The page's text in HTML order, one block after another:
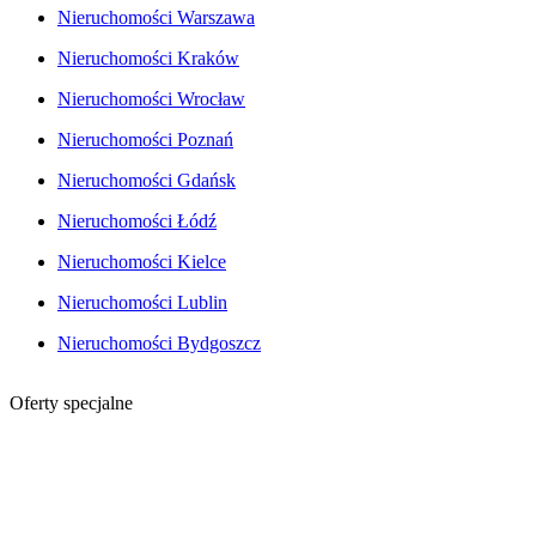
Nieruchomości Warszawa
Nieruchomości Kraków
Nieruchomości Wrocław
Nieruchomości Poznań
Nieruchomości Gdańsk
Nieruchomości Łódź
Nieruchomości Kielce
Nieruchomości Lublin
Nieruchomości Bydgoszcz
Oferty specjalne